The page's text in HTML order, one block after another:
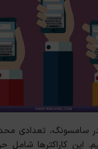
سامسونگ، تعدادی
این کاراکترها شامل